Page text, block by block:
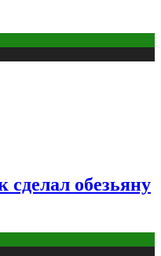
обезьяну